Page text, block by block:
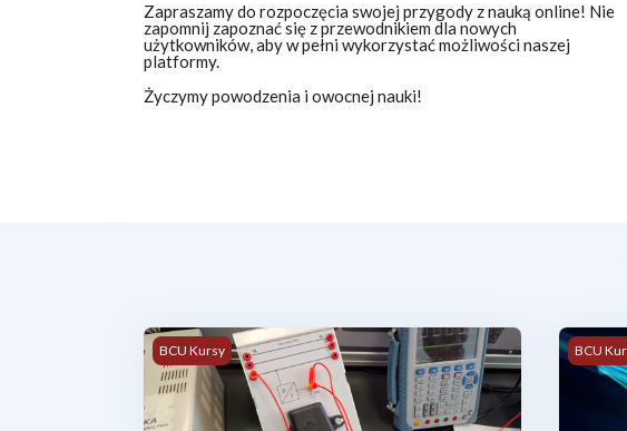
Zapraszamy do rozpoczęcia swojej przygody z nauką online! Nie
zapomnij zapoznać się z przewodnikiem dla nowych
użytkowników, aby w pełni wykorzystać możliwości naszej
platformy.
Życzymy powodzenia i owocnej nauki!
03-04.02.2026-Uczeń-Diagnostyka i naprawa elektronicznych
BCU Kursy BCU